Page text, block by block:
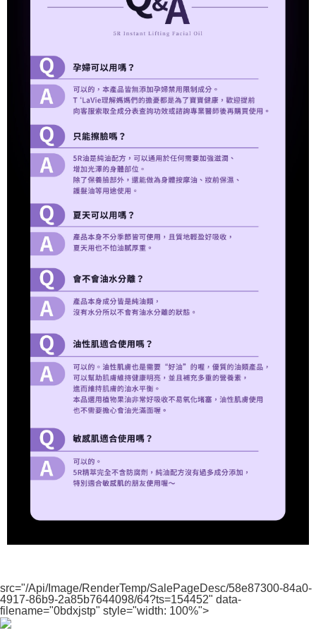
src="/Api/Image/RenderTemp/SalePageDesc/58e87300-84a0-
4917-86b9-2a85b7644098/64?ts=154452" data-
filename="0bdxjstp" style="width: 100%">